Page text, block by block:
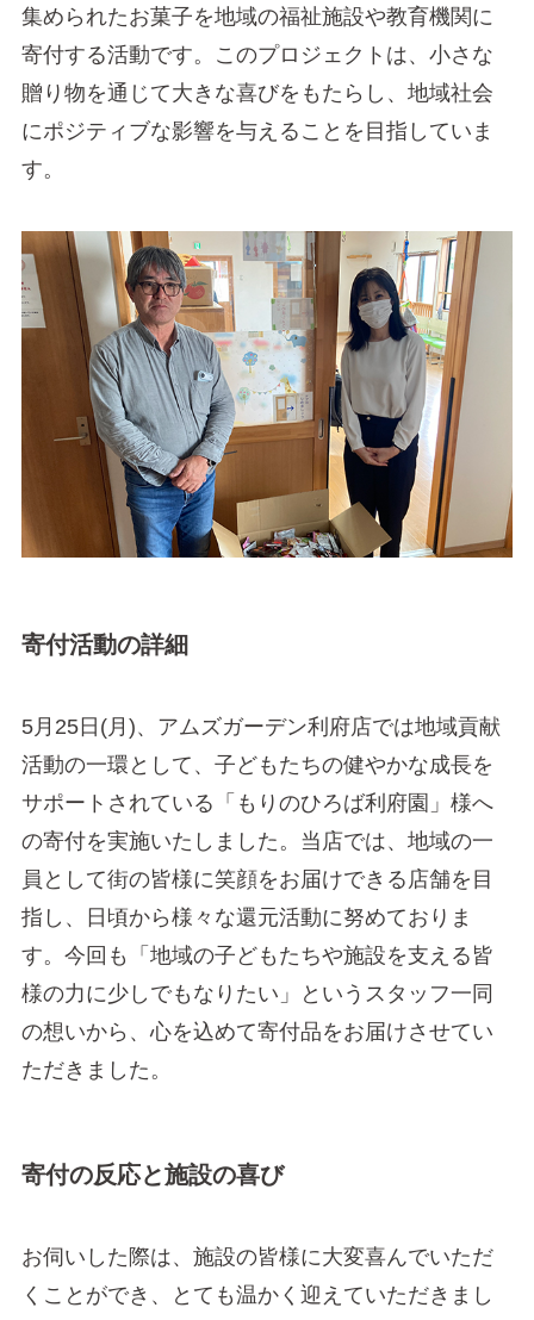
集められたお菓子を地域の福祉施設や教育機関に
寄付する活動です。このプロジェクトは、小さな
贈り物を通じて大きな喜びをもたらし、地域社会
にポジティブな影響を与えることを目指していま
す。
寄付活動の詳細
5月25日(月)、アムズガーデン利府店では地域貢献
活動の一環として、子どもたちの健やかな成長を
サポートされている「もりのひろば利府園」様へ
の寄付を実施いたしました。当店では、地域の一
員として街の皆様に笑顔をお届けできる店舗を目
指し、日頃から様々な還元活動に努めておりま
す。今回も「地域の子どもたちや施設を支える皆
様の力に少しでもなりたい」というスタッフ一同
の想いから、心を込めて寄付品をお届けさせてい
ただきました。
寄付の反応と施設の喜び
お伺いした際は、施設の皆様に大変喜んでいただ
くことができ、とても温かく迎えていただきまし